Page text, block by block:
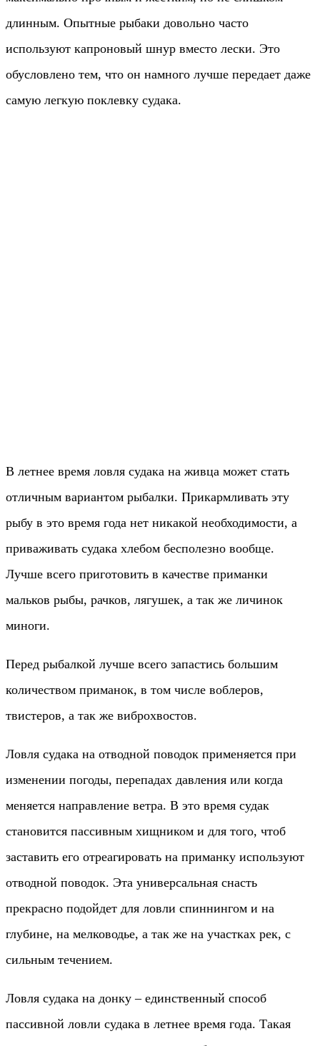
длинным. Опытные рыбаки довольно часто
используют капроновый шнур вместо лески. Это
обусловлено тем, что он намного лучше передает даже
самую легкую поклевку судака.
В летнее время ловля судака на живца может стать
отличным вариантом рыбалки. Прикармливать эту
рыбу в это время года нет никакой необходимости, а
приваживать судака хлебом бесполезно вообще.
Лучше всего приготовить в качестве приманки
мальков рыбы, рачков, лягушек, а так же личинок
миноги.
Перед рыбалкой лучше всего запастись большим
количеством приманок, в том числе воблеров,
твистеров, а так же виброхвостов.
Ловля судака на отводной поводок применяется при
изменении погоды, перепадах давления или когда
меняется направление ветра. В это время судак
становится пассивным хищником и для того, чтоб
заставить его отреагировать на приманку используют
отводной поводок. Эта универсальная снасть
прекрасно подойдет для ловли спиннингом и на
глубине, на мелководье, а так же на участках рек, с
сильным течением.
Ловля судака на донку – единственный способ
пассивной ловли судака в летнее время года. Такая